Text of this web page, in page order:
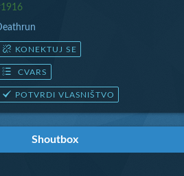
Deathrun
KONEKTUJ SE
CVARS
POTVRDI VLASNIŠTVO
Shoutbox